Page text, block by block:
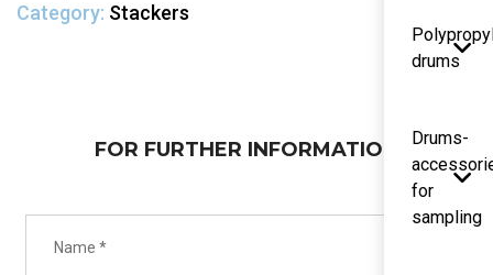
Category: Stackers
FOR FURTHER INFORMATION
drums
Drums-
for
sampling